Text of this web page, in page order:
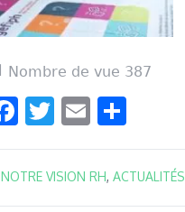
Nombre de vue 387
Facebook
Twitter
Email
NOTRE VISION RH, ACTUALITÉS